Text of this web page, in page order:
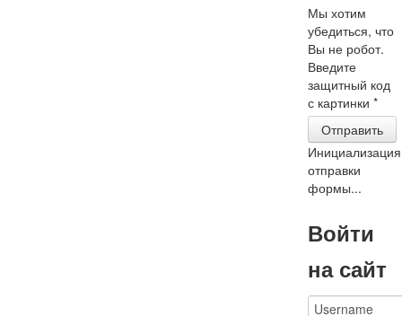
Мы хотим
убедиться, что
Вы не робот.
Введите
защитный код
с картинки*
Отправить
Инициализация
отправки
формы...
Войти
на сайт